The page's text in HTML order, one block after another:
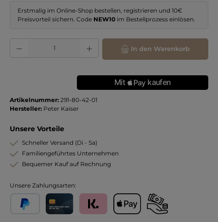
Erstmalig im Online-Shop bestellen, registrieren und 10€
Preisvorteil sichern. Code NEW10 im Bestellprozess einlösen.
Produkt Anzahl: Gib den gewünschten Wert ein oder benutze die
In den Warenkorb
Artikelnummer: 291-80-42-01
Hersteller: Peter Kaiser
Unsere Vorteile
Schneller Versand (Di - Sa)
Familiengeführtes Unternehmen
Bequemer Kauf auf Rechnung
Unsere Zahlungsarten: